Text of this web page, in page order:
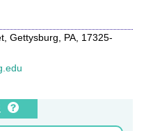
Gettysburg, PA, 17325-